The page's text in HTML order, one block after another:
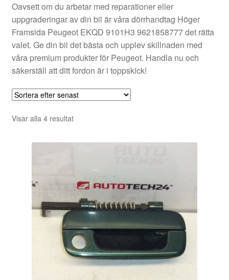
Villkor
Oavsett om du arbetar med reparationer eller
uppgraderingar av din bil är våra dörrhandtag Höger
Framsida Peugeot EKQD 9101H3 9621858777 det rätta
valet. Ge din bil det bästa och upplev skillnaden med
våra premium produkter för Peugeot. Handla nu och
säkerställ att ditt fordon är i toppskick!
Visar alla 4 resultatSortera
senaste